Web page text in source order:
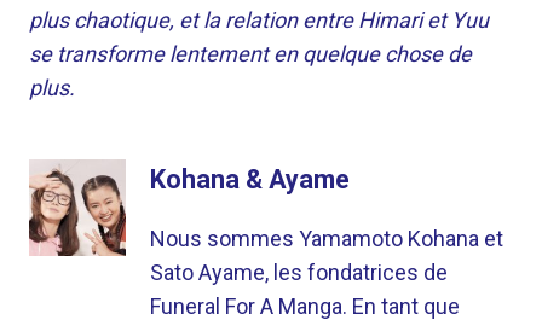
plus chaotique, et la relation entre Himari et Yuu
se transforme lentement en quelque chose de
plus.
Kohana & Ayame
Nous sommes Yamamoto Kohana et
Sato Ayame, les fondatrices de
Funeral For A Manga. En tant que